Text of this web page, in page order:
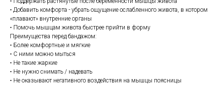
• Добавить комфорта - убрать ощущение ослабленного живота, в котором
«плавают» внутренние органы
• Помочь мышцам живота быстрее прийти в форму
Преимущества перед бандажом:
• Более комфортные и мягкие
• С ними можно мыться
• Не такие жаркие
• Не нужно снимать / надевать
• Не оказывают негативного воздействия на мышцы поясницы